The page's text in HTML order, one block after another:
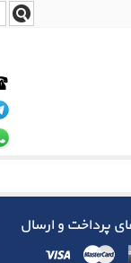
پرداخت و ارسال